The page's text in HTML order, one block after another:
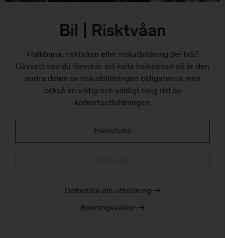
Bil | Risktvåan
Halkbana, risktvåan eller riskutbildning del två?
Oavsett vad du föredrar att kalla halkbanan så är den
andra delen av riskutbildningen obligatorisk men
också en viktig och väldigt rolig del av
körkortsutbildningen.
Eskilstuna
Delbetala din utbildning →
Bokningsvillkor →